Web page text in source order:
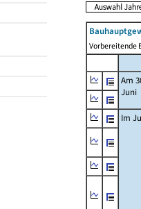
Vorbereitende
Am
Juni
Im